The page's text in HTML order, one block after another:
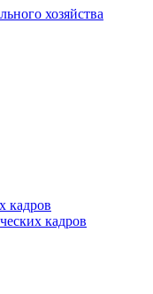
хозяйства
кадров
кадров